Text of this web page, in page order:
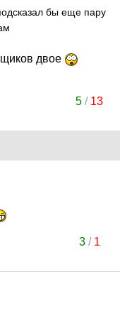
бы еще пару
двое
5 / 13
3/ 1